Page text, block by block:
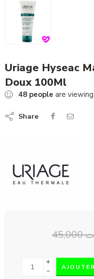
Uriage Hyseac
Doux 100Ml
48 people are
Share
45,000
+
−